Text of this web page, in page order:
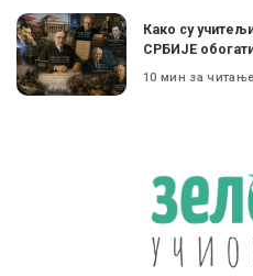
Како су
СРБИЈЕ
10 мин за читање